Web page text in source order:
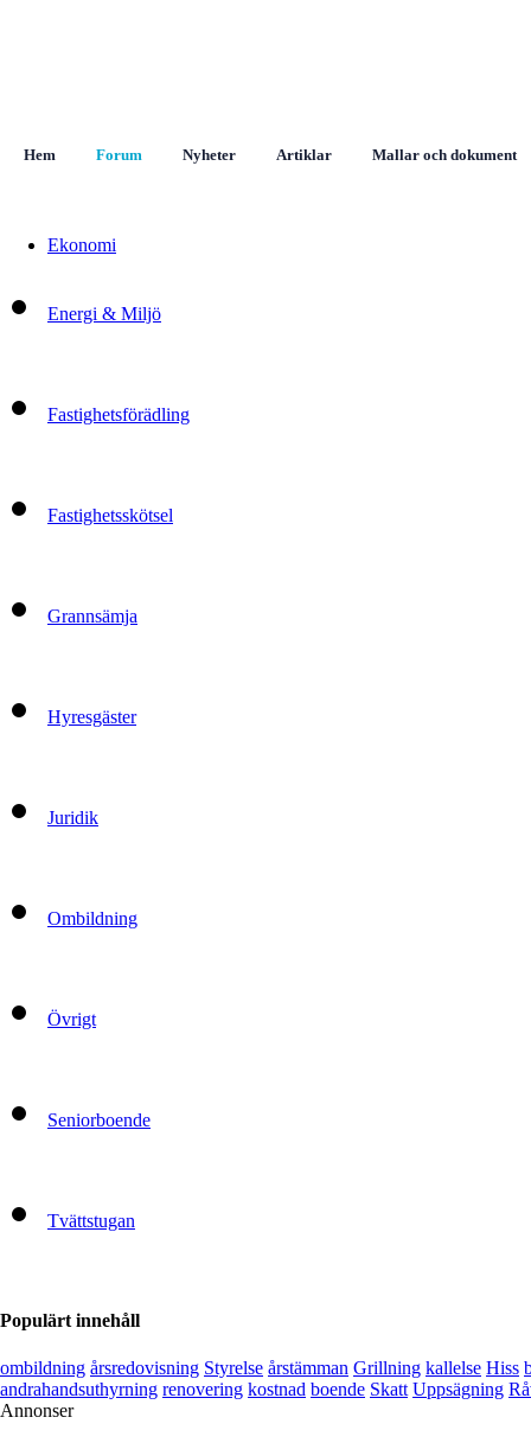
Hem Forum Nyheter Artiklar Mallar och dokument
Ekonomi
Energi & Miljö
Fastighetsförädling
Fastighetsskötsel
Grannsämja
Hyresgäster
Juridik
Ombildning
Övrigt
Seniorboende
Tvättstugan
Populärt innehåll
ombildning årsredovisning Styrelse årstämman Grillning kallelse Hiss
andrahandsuthyrning renovering kostnad boende Skatt Uppsägning
Annonser